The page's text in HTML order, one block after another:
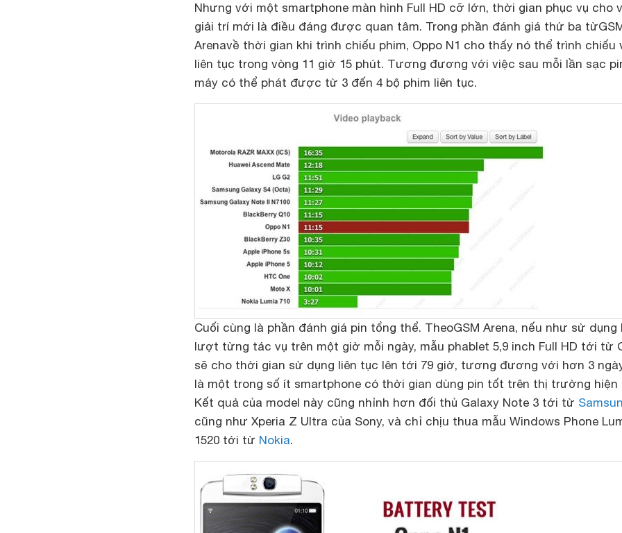
Nhưng với một smartphone màn hình Full HD cỡ lớn, thời gian phục vụ cho
giải trí mới là điều đáng được quan tâm. Trong phần đánh giá thứ ba từ
Arenavề thời gian khi trình chiếu phim, Oppo N1 cho thấy nó thể trình chiếu
liên tục trong vòng 11 giờ 15 phút. Tương đương với việc sau mỗi lần sạc
máy có thể phát được từ 3 đến 4 bộ phim liên tục.
Cuối cùng là phần đánh giá pin tổng thể. TheoGSM Arena, nếu như sử dụng
lượt từng tác vụ trên một giờ mỗi ngày, mẫu phablet 5,9 inch Full HD tới từ
sẽ cho thời gian sử dụng liên tục lên tới 79 giờ, tương đương với hơn 3
là một trong số ít smartphone có thời gian dùng pin tốt trên thị trường hiện
Kết quả của model này cũng nhỉnh hơn đối thủ Galaxy Note 3 tới từ
cũng như Xperia Z Ultra của Sony, và chỉ chịu thua mẫu Windows Phone
1520 tới từ Nokia.